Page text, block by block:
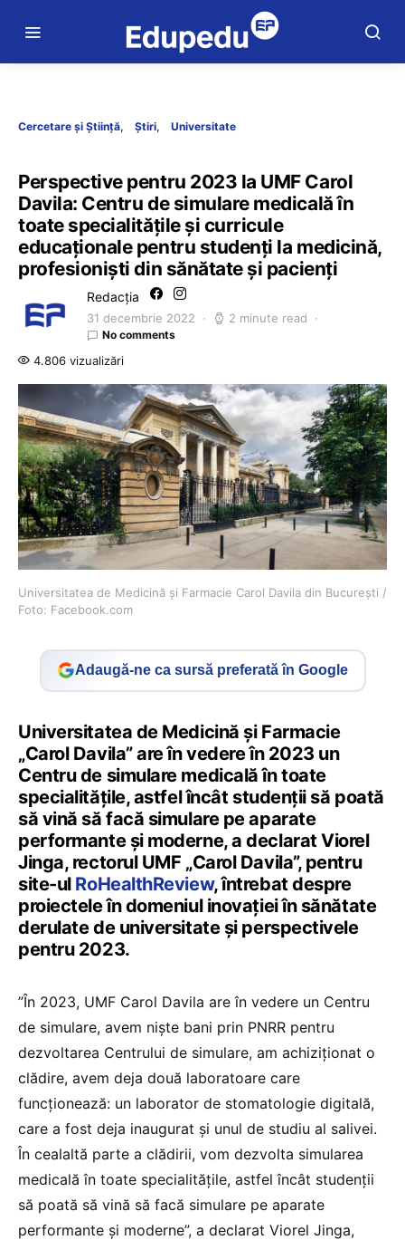
Cercetare și Știință Știri Universitate
Perspective pentru 2023 la UMF Carol
Davila: Centru de simulare medicală în
toate specialitățile și curricule
educaționale pentru studenți la medicină,
profesioniști din sănătate și pacienți
Redacția
31 decembrie 2022 2 minute read
No comments
4.806 vizualizări
Universitatea de Medicină și Farmacie Carol Davila din București /
Foto: Facebook.com
Adaugă-ne ca sursă preferată în Google
Universitatea de Medicină și Farmacie
„Carol Davila” are în vedere în 2023 un
Centru de simulare medicală în toate
specialitățile, astfel încât studenții să poată
să vină să facă simulare pe aparate
performante și moderne, a declarat Viorel
Jinga, rectorul UMF „Carol Davila”, pentru
site-ul RoHealthReview, întrebat despre
proiectele în domeniul inovației în sănătate
derulate de universitate și perspectivele
pentru 2023.
”În 2023, UMF Carol Davila are în vedere un Centru
de simulare, avem niște bani prin PNRR pentru
dezvoltarea Centrului de simulare, am achiziționat o
clădire, avem deja două laboratoare care
funcționează: un laborator de stomatologie digitală,
care a fost deja inaugurat și unul de studiu al salivei.
În cealaltă parte a clădirii, vom dezvolta simularea
medicală în toate specialitățile, astfel încât studenții
să poată să vină să facă simulare pe aparate
performante și moderne”, a declarat Viorel Jinga,